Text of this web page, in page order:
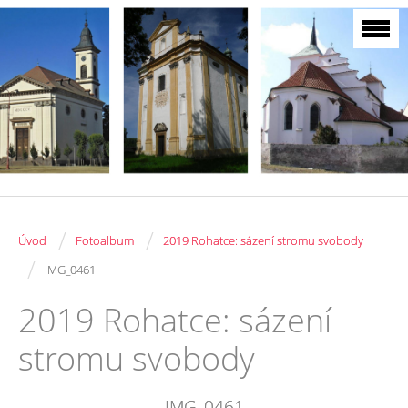
Úvod / Fotoalbum / 2019 Rohatce: sázení stromu svobody
/ IMG_0461
2019 Rohatce: sázení
stromu svobody